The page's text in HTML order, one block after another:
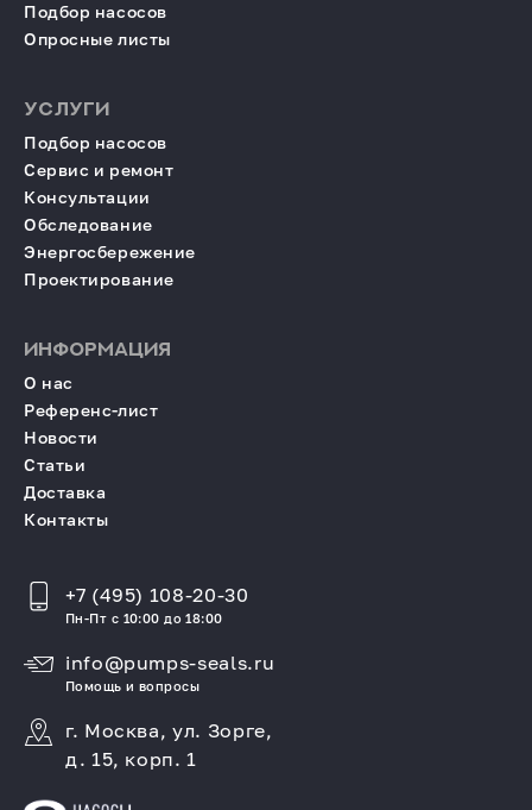
Подбор насосов
Опросные листы
УСЛУГИ
Подбор насосов
Сервис и ремонт
Консультации
Обследование
Энергосбережение
Проектирование
ИНФОРМАЦИЯ
О нас
Референс-лист
Новости
Статьи
Доставка
Контакты
+7 (495) 108-20-30
Пн-Пт с 10:00 до 18:00
info@pumps-seals.ru
Помощь и вопросы
г. Москва, ул. Зорге,
д. 15, корп. 1